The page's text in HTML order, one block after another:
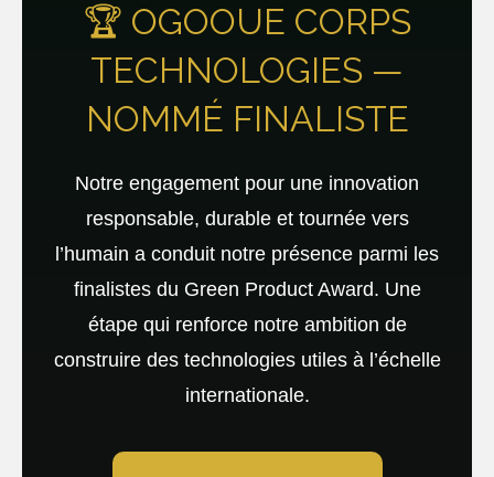
🏆 OGOOUE CORPS
TECHNOLOGIES —
NOMMÉ FINALISTE
Notre engagement pour une innovation
responsable, durable et tournée vers
l’humain a conduit notre présence parmi les
finalistes du Green Product Award. Une
étape qui renforce notre ambition de
construire des technologies utiles à l’échelle
internationale.